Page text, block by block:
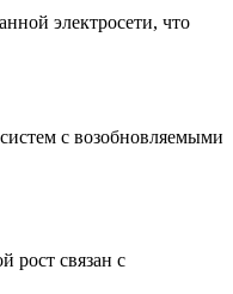
электросети, что
с возобновляемыми
рост связан с